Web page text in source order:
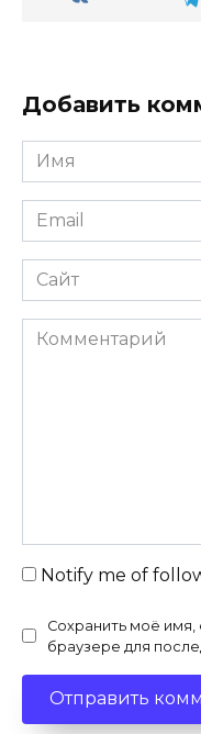
Добавить
Имя
Email
Сайт
Комментарий
Notify me of
Сохранить моё имя,
браузере для